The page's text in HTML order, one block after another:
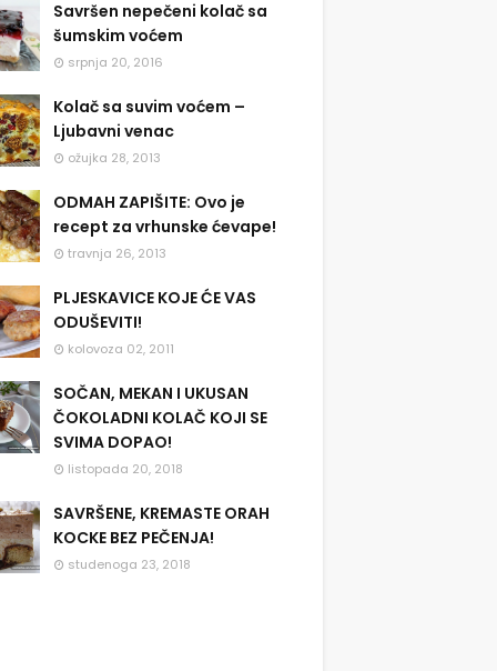
Savršen nepečeni kolač sa
šumskim voćem
srpnja 20, 2016
Kolač sa suvim voćem –
Ljubavni venac
ožujka 28, 2013
ODMAH ZAPIŠITE: Ovo je
recept za vrhunske ćevape!
travnja 26, 2013
PLJESKAVICE KOJE ĆE VAS
ODUŠEVITI!
kolovoza 02, 2011
SOČAN, MEKAN I UKUSAN
ČOKOLADNI KOLAČ KOJI SE
SVIMA DOPAO!
listopada 20, 2018
SAVRŠENE, KREMASTE ORAH
KOCKE BEZ PEČENJA!
studenoga 23, 2018